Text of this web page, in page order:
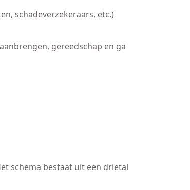
schadeverzekeraars, etc.)
gereedschap en ga
schema bestaat uit een drietal